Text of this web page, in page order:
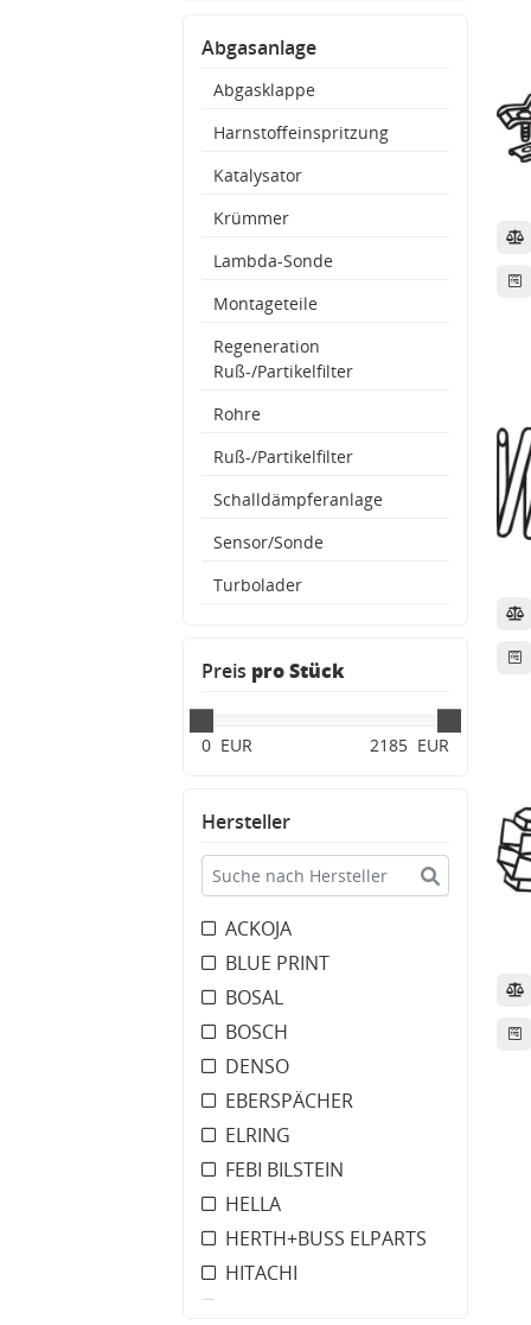
Abgasanlage
Abgasklappe
Harnstoffeinspritzung
Katalysator
Krümmer
Lambda-Sonde
Montageteile
Regeneration
Ruß-/Partikelfilter
Rohre
Ruß-/Partikelfilter
Schalldämpferanlage
Sensor/Sonde
Turbolader
Preis pro Stück
0 EUR 2185 EUR
Hersteller
ACKOJA
BLUE PRINT
BOSAL
BOSCH
DENSO
EBERSPÄCHER
ELRING
FEBI BILSTEIN
HELLA
HERTH+BUSS ELPARTS
HITACHI